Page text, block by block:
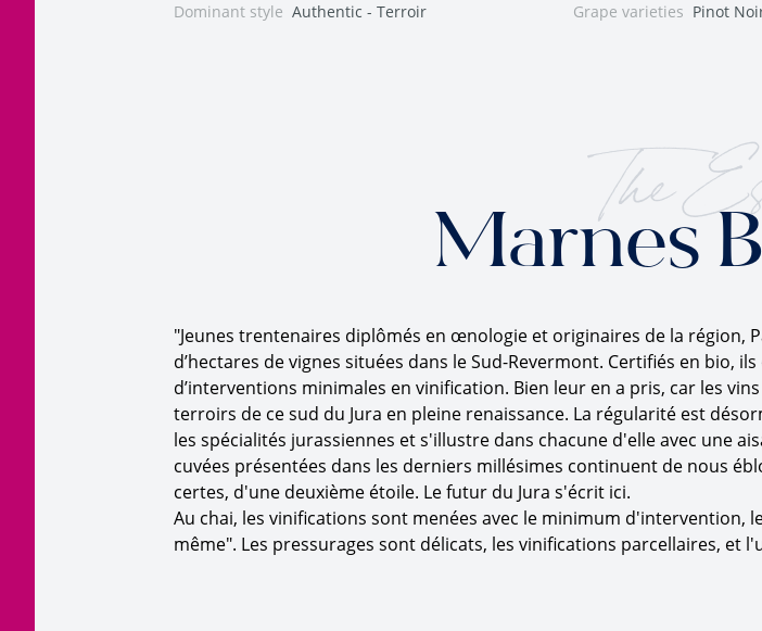
Dominant style Authentic - Terroir Grape varieties Pinot
The
Marnes
"Jeunes trentenaires diplômés en œnologie et originaires de la région,
d’hectares de vignes situées dans le Sud-Revermont. Certifiés en bio,
d’interventions minimales en vinification. Bien leur en a pris, car les
terroirs de ce sud du Jura en pleine renaissance. La régularité est
les spécialités jurassiennes et s'illustre dans chacune d'elle avec une
cuvées présentées dans les derniers millésimes continuent de nous
certes, d'une deuxième étoile. Le futur du Jura s'écrit ici.
Au chai, les vinifications sont menées avec le minimum
même". Les pressurages sont délicats, les vinifications parcellaires,